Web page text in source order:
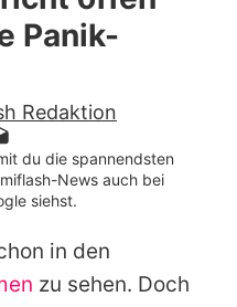
Promiflash
Panik-
Redaktion
du die spannendsten
News auch bei
siehst.
in den
zu sehen. Doch